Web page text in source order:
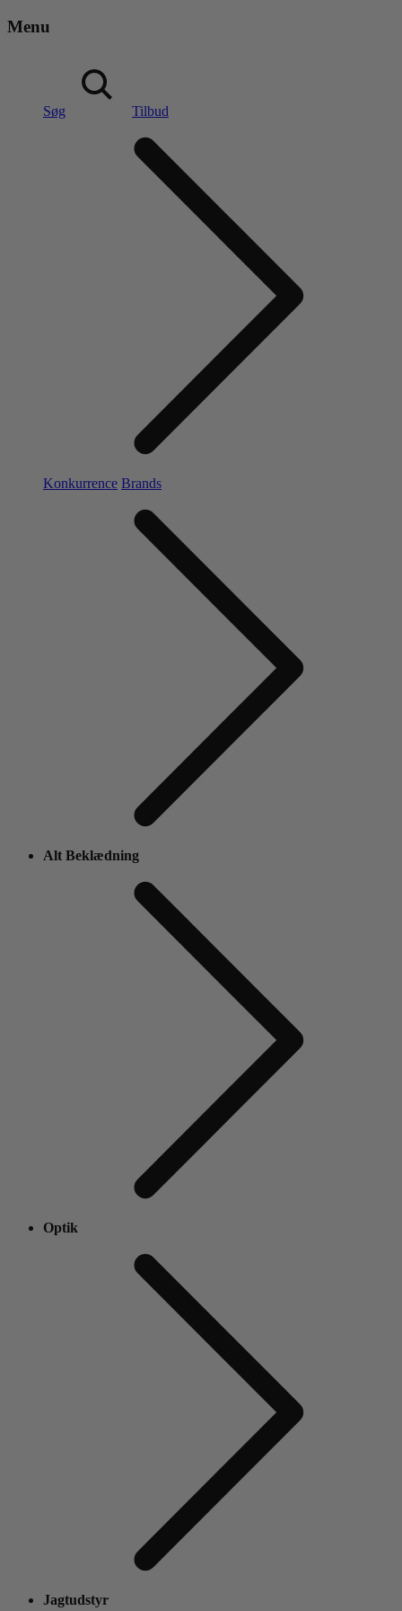
Menu
Søg Tilbud
Konkurrence Brands
Alt Beklædning
Optik
Jagtudstyr